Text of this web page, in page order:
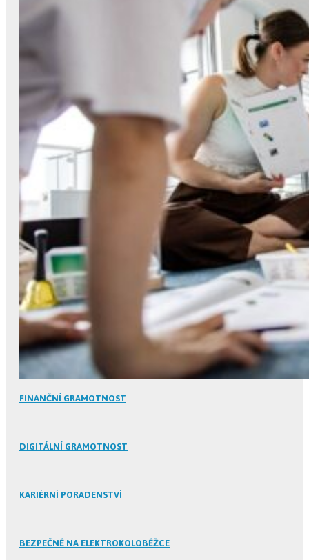
FINANČNÍ GRAMOTNOST
DIGITÁLNÍ GRAMOTNOST
KARIÉRNÍ PORADENSTVÍ
BEZPEČNĚ NA ELEKTROKOLOBĚŽCE